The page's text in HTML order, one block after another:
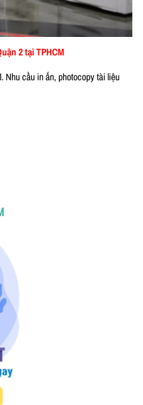
2 tại TPHCM
Nhu cầu in ấn, photocopy tài liệu